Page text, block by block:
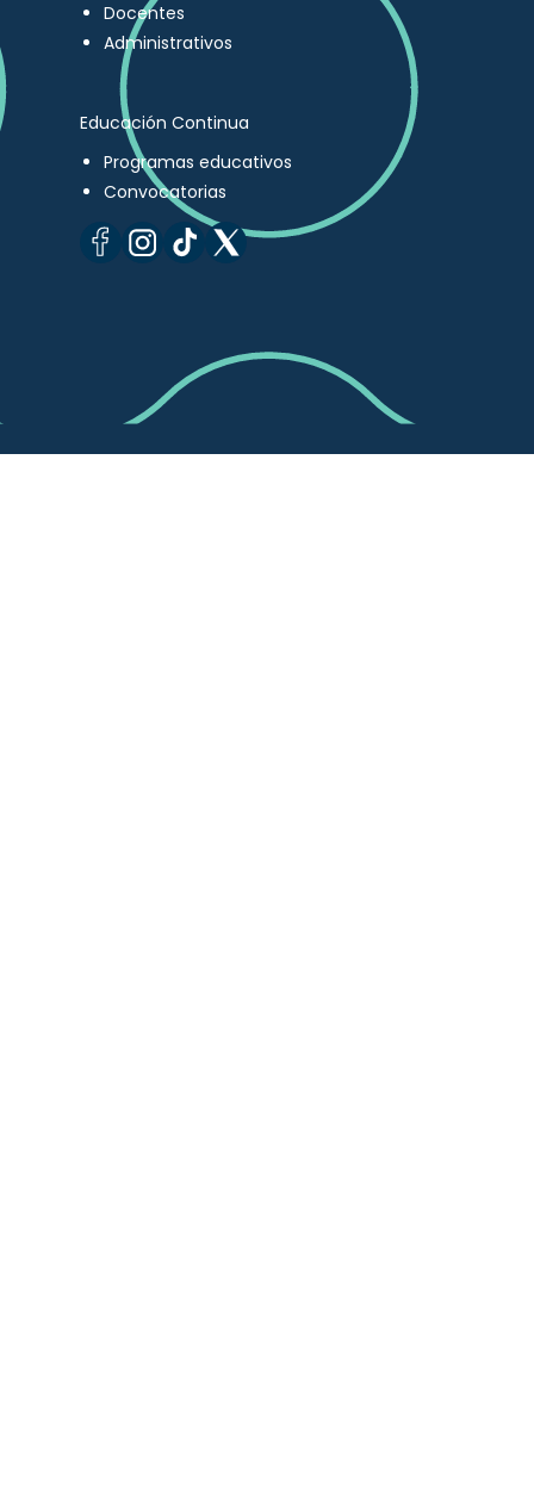
Docentes
Administrativos
Educación Continua
Programas educativos
Convocatorias